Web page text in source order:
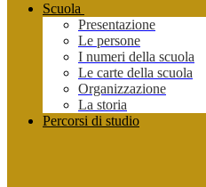
Scuola
Presentazione
Le persone
I numeri della scuola
Le carte della scuola
Organizzazione
La storia
Percorsi di studio